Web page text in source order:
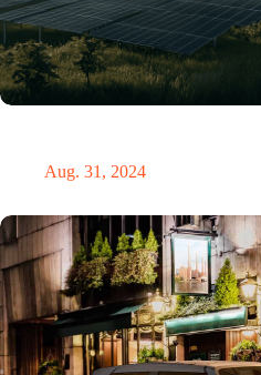
Aug. 31, 2024